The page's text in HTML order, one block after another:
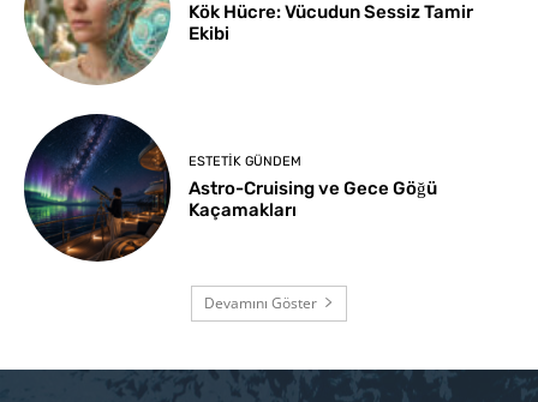
Kök Hücre: Vücudun Sessiz Tamir
Ekibi
ESTETIK GÜNDEM
Astro-Cruising ve Gece Göğü
Kaçamakları
Devamını Göster